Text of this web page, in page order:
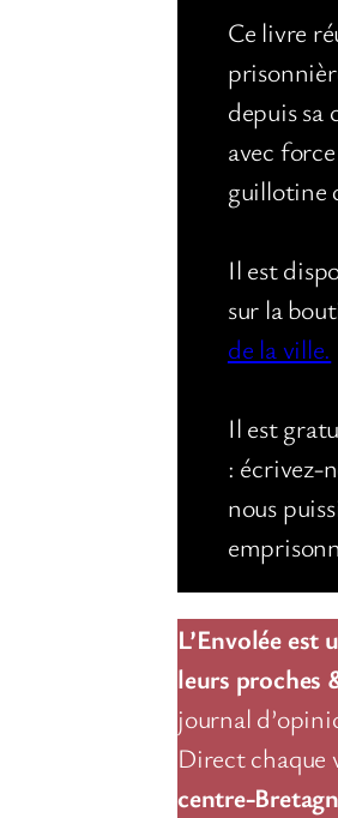
Ce livre
depuis sa
avec
guillotine
Il est
sur la
de la ville.
Il est
: écrivez-
nous
L’Envolée
leurs proches
journal
Direct chaque
centre-